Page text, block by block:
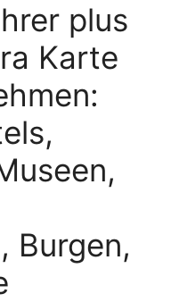
plus
Karte
Burgen,